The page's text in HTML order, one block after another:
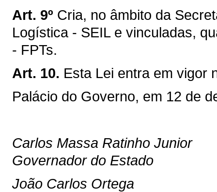
Art. 9º Cria, no âmbito da
Logística - SEIL e vinculadas,
- FPTs.
Art. 10. Esta Lei entra em vigor
Palácio do Governo, em 12 de
Carlos Massa Ratinho Junior
Governador do Estado
João Carlos Ortega